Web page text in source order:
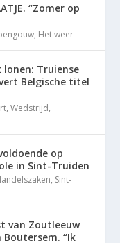
“Zomer op
, Het weer
Truiense
Belgische titel
,Wedstrijd,
op
in Sint-Truiden
, Sint-
van Zoutleeuw
“Ik